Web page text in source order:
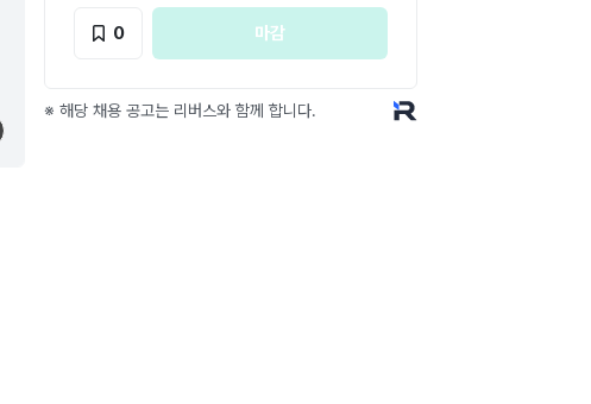
0 마감
※ 해당 채용 공고는 리버스와 함께 합니다.